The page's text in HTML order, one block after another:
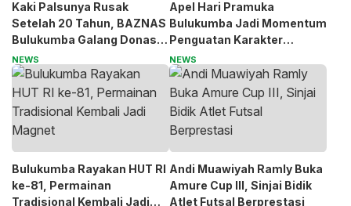
Kaki Palsunya Rusak
Setelah 20 Tahun, BAZNAS
Bulukumba Galang Donasi
untuk Pak Pardi
NEWS
Apel Hari Pramuka
Bulukumba Jadi Momentum
Penguatan Karakter
Generasi Muda
NEWS
Bulukumba Rayakan HUT RI
ke-81, Permainan
Tradisional Kembali Jadi
Andi Muawiyah Ramly Buka
Amure Cup III, Sinjai Bidik
Atlet Futsal Berprestasi